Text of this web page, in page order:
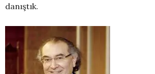
danıştık.